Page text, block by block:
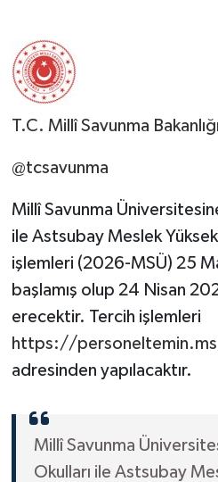
T.C. Millî Savunma Bakanlığı
@tcsavunma
Millî Savunma
ile Astsubay Meslek
işlemleri (2026-MSÜ) 25
başlamış olup 24 Nisan
erecektir. Tercih işlemleri
https://
adresinden yapılacaktır.
Millî Savunma
Okulları ile Astsubay